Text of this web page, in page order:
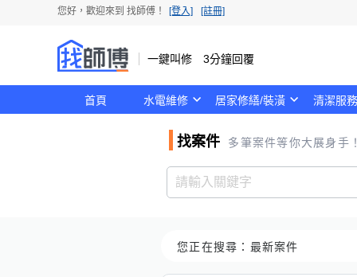
您好，歡迎來到 找師傅 ！ [登入] [註冊]
一鍵叫修 3分鐘回覆
首頁 水電維修 居家修繕/裝潢 清潔服務
找案件 多筆案件等你大展身手
您正在搜尋： 最新案件